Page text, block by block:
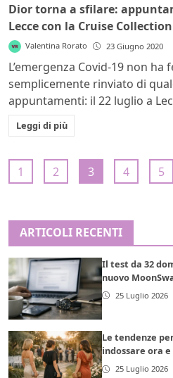
Dior torna a sfilare:
Lecce con la Cruise Collection
Valentina Rorato 23 Giugno 2020
L’emergenza Covid-19 non
semplicemente rinviato di
appuntamenti: il 22 luglio a
Leggi di più
1 2 3 4 5
ARTICOLI RECENTI
Il test da 32
nuovo
25 Luglio 2026
Le tendenze
indossare ora
25 Luglio 2026